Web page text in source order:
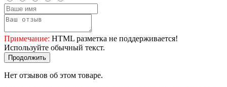
Примечание: HTML разметка не поддерживается!
Используйте обычный текст.
Продолжить
Нет отзывов об этом товаре.